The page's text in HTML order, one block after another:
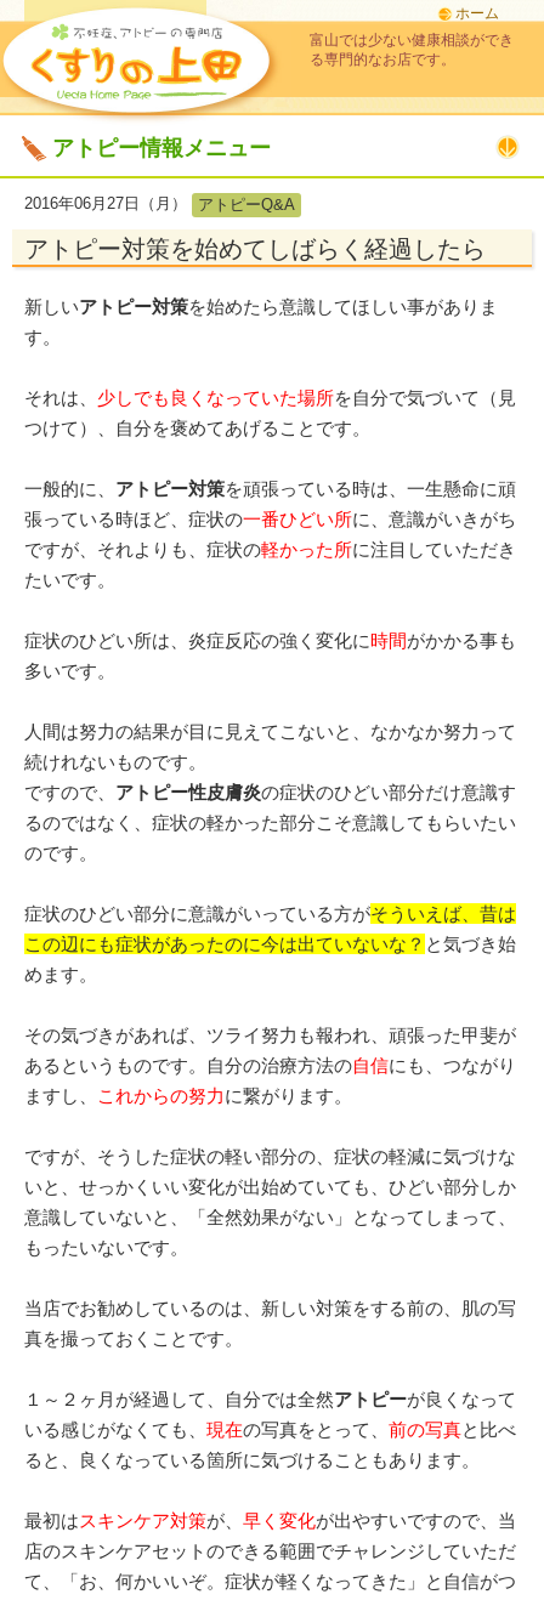
ホーム
富山では少ない健康相談ができ
る専門的なお店です。
アトピー情報メニュー
2016年06月27日（月） アトピーQ&A
アトピー対策を始めてしばらく経過したら
新しいアトピー対策を始めたら意識してほしい事がありま
す。
それは、 少しでも良くなっていた場所を自分で気づいて（見
つけて）、自分を褒めてあげることです。
一般的に、 アトピー対策を頑張っている時は、一生懸命に頑
張っている時ほど、症状の一番ひどい所に、意識がいきがち
ですが、それよりも、症状の軽かった所に注目していただき
たいです。
症状のひどい所は、炎症反応の強く変化に時間がかかる事も
多いです。
人間は努力の結果が目に見えてこないと、なかなか努力って
続けれないものです。
ですので、 アトピー性皮膚炎の症状のひどい部分だけ意識す
るのではなく、症状の軽かった部分こそ意識してもらいたい
のです。
症状のひどい部分に意識がいっている方がそういえば、昔は
この辺にも症状があったのに今は出ていないな？ と気づき始
めます。
その気づきがあれば、ツライ努力も報われ、頑張った甲斐が
あるというものです。自分の治療方法の自信にも、つながり
ますし、
これからの努力に繋がります。
ですが、そうした症状の軽い部分の、症状の軽減に気づけな
いと、 せっかくいい変化が出始めていても、 ひどい部分しか
意識していないと、「全然効果がない」と なってしまって、
もったいないです。
当店でお勧めしているのは、新しい対策をする前の、肌の写
真を撮っておくことです。
１～２ヶ月が経過して、自分では全然アトピーが良くなって
いる感じがなくても、 現在の写真をとって、 前の写真と比べ
ると、良くなっている箇所に気づけることもあります。
最初はスキンケア対策が、 早く変化が出やすいですので、当
店のスキンケアセットのできる範囲でチャレンジしていただ
て、「お、何かいいぞ。症状が軽くなってきた」と自信がつ